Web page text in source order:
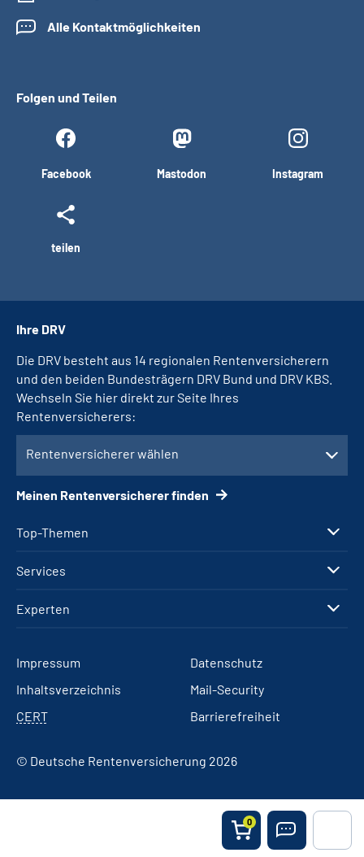
0
Alle Kontaktmöglichkeiten
Folgen und Teilen
Facebook Mastodon Instagram
teilen
Top-Themen
Services
Experten
Ihre DRV
Die DRV besteht aus 14 regionalen Rentenversicherern
und den beiden Bundesträgern DRV Bund und DRV KBS.
Wechseln Sie hier direkt zur Seite Ihres
Rentenversicherers:
Rentenversicherer wählen
Meinen Rentenversicherer finden
Impressum
Datenschutz
Inhaltsverzeichnis
Mail-Security
CERT
Barrierefreiheit
© Deutsche Rentenversicherung 2026